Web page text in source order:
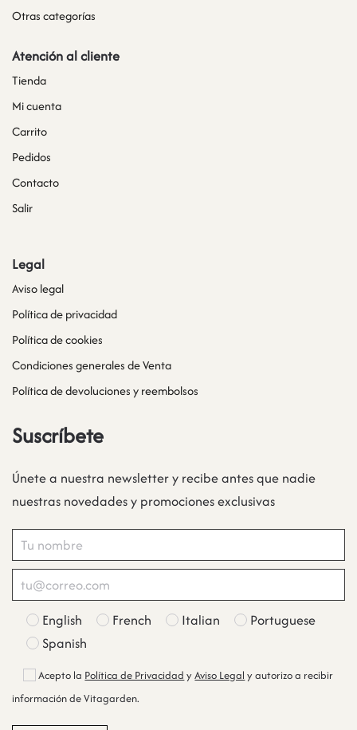
Otras categorías
Atención al cliente
Tienda
Mi cuenta
Carrito
Pedidos
Contacto
Salir
Legal
Aviso legal
Política de privacidad
Política de cookies
Condiciones generales de Venta
Política de devoluciones y reembolsos
Suscríbete
Únete a nuestra newsletter y recibe antes que nadie
nuestras novedades y promociones exclusivas
English French Italian
Portuguese
Spanish
Acepto la Política de Privacidad yAviso Legal y autorizo a recibir
información de Vitagarden.